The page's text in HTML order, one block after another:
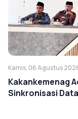
Kamis, 06 Agustus
Kakankemenag
Sinkronisasi